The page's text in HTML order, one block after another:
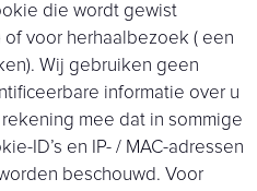
die wordt gewist
voor herhaalbezoek ( een
Wij gebruiken geen
informatie over u
mee dat in sommige
ID’s en IP- / MAC-adressen
beschouwd. Voor